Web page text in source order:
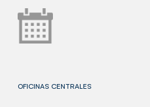
OFICINAS CENTRALES